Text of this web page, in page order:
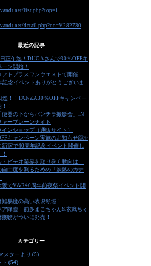
最近の記事
正午迄！DUGAさんで30％OFFキ
ーン開始！
フトプラスワンウエストで開催！
記念イベントありがとうございま
迄！！FANZA30％OFFキャンペー
！
便器の下からパンチラ撮影会」IN
ァープレーンナイト
インショップ（通販サイト）
キャンペーン実施のお知らせ📀✨
新宿で40周年記念イベント開催し
トビデオ業界を取り巻く動向は、
自由度を測るための「炭鉱のカナ
阪でV&R40周年前夜祭イベント開
難易度の高い表現領域！
ア降臨！前多まこちゃん&衣織ちゃ
接吻がついに発売！
カテゴリー
スターより (5)
ト (54)